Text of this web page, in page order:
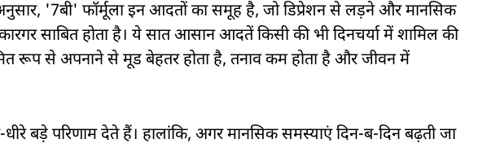
'7बी' फॉर्मूला इन आदतों का समूह है, जो डिप्रेशन से लड़ने और मानसिक
साबित होता है। ये सात आसान आदतें किसी की भी दिनचर्या में शामिल की
रूप से अपनाने से मूड बेहतर होता है, तनाव कम होता है और जीवन में
बड़े परिणाम देते हैं। हालांकि, अगर मानसिक समस्याएं दिन-ब-दिन बढ़ती जा